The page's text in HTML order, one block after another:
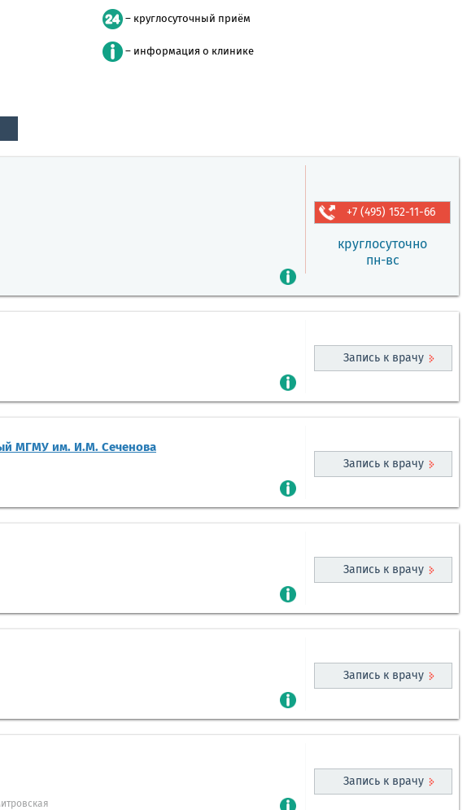
– круглосуточный приём
– информация о клинике
+7 (495) 152-11-66
круглосуточно
пн-вс
Запись к врачу
МГМУ им. И.М. Сеченова
Запись к врачу
Запись к врачу
Запись к врачу
Запись к врачу